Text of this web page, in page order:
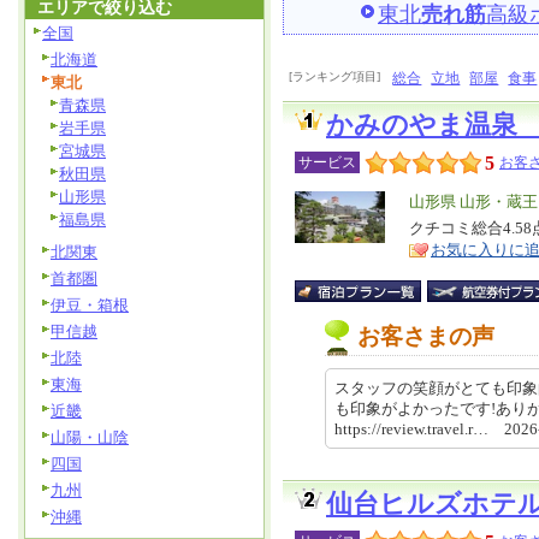
東北売れ筋高級
[ランキング項目] 総合 立地 部屋 食事
かみのやま温
サービス 5 お客
エ
リ
ア
山形県 山形・蔵
特
徴
クチコミ総合
お気に入りに
お客さまの声
スタッフの笑顔がとても印
も印象がよかったです!あ
https://review.travel.r…
仙台ヒルズホテ
エリアで絞り込む
全国
北海道
東北
青森県
岩手県
宮城県
秋田県
山形県
福島県
北関東
首都圏
伊豆・箱根
甲信越
北陸
東海
近畿
山陽・山陰
四国
九州
沖縄